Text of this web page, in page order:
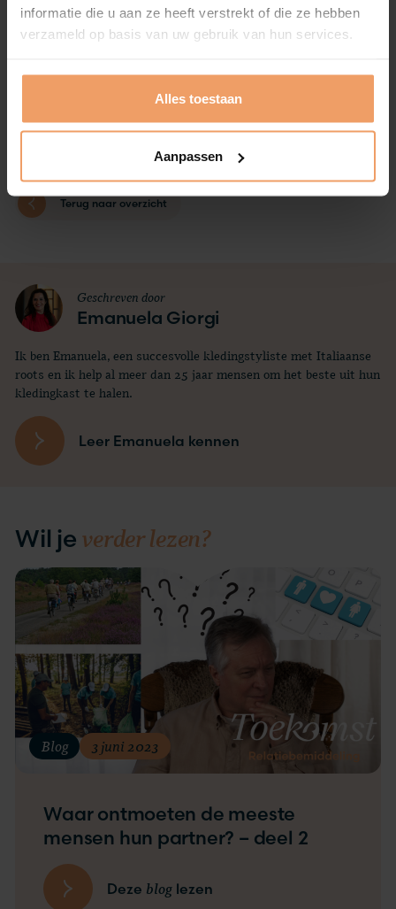
informatie die u aan ze heeft verstrekt of die ze hebben
verzameld op basis van uw gebruik van hun services.
Alles toestaan
Aanpassen
Terug naar overzicht
Geschreven door
Emanuela Giorgi
Ik ben Emanuela, een succesvolle kledingstyliste met Italiaanse
roots en ik help al meer dan 25 jaar mensen om het beste uit hun
kledingkast te halen.
Leer Emanuela kennen
Wil je verder lezen?
Blog 3 juni 2023
Waar ontmoeten de meeste
mensen hun partner? – deel 2
Deze blog lezen